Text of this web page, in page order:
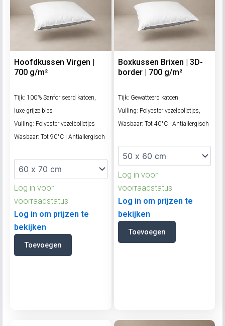
Hoofdkussen Virgen |
700 g/m²
Tijk: 100% Sanforiseerd katoen,
luxe grijze bies
Vulling: Polyester vezelbolletjes
Wasbaar: Tot 90°C | Antiallergisch
Log in voor
voorraadstatus
Log in om prijzen te
bekijken
Toevoegen
Boxkussen Brixen | 3D-
border | 700 g/m²
Tijk: Gewatteerd katoen
Vulling: Polyester vezelbolletjes,
Wasbaar: Tot 40°C | Antiallergisch
Log in voor
voorraadstatus
Log in om prijzen te
bekijken
Toevoegen